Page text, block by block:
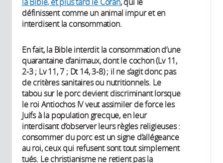
définissent comme un animal impur et en
interdisent la consommation.
En fait, la Bible interdit la consommation d’une
quarantaine d’animaux, dont le cochon (Lv 11,
2-3 ; Lv 11, 7 ; Dt 14, 3-8) ; il ne s’agit donc pas
de critères sanitaires ou nutritionnels. Le
tabou sur le porc devient discriminant lorsque
le roi Antiochos IV veut assimiler de force les
Juifs à la population grecque, en leur
interdisant d’observer leurs règles religieuses :
consommer du porc est un signe d’allégeance
au roi, ceux qui refusent sont tout simplement
tués. Le christianisme ne retient pas la